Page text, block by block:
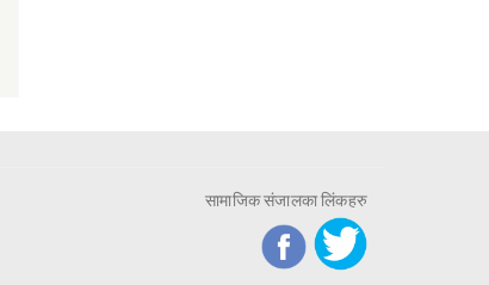
सामाजिक संजालका लिंकहरु